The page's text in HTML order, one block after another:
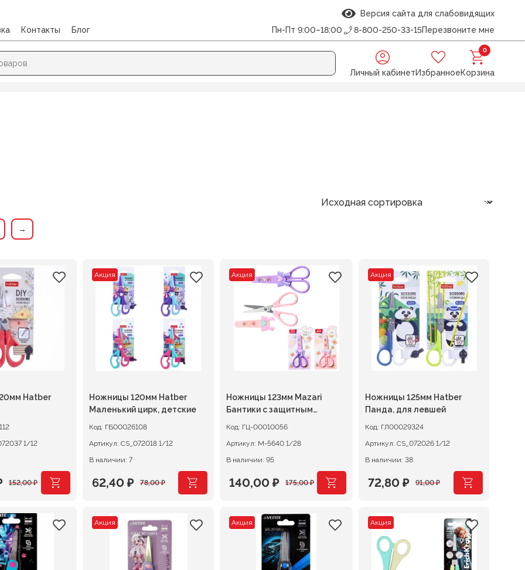
Версия сайта для слабовидящих
Контакты Блог Пн-Пт 9:00–18:00 8-800-250-33-15Перезвоните мне
Личный кабинетИзбранное
0
Корзина
ШИЛО/Ножницы
→
Hatber
CS_072037 1/12
152,00₽
Акция
Ножницы 120мм Hatber
Маленький цирк, детские
Код: ГБ00026108
Артикул:
CS_072018 1/12
В наличии: 7
78,00₽
Первоначальная
составляла
78,00 ₽.
62,40 ₽
Текущая
62,40 ₽.
Акция
Ножницы 123мм Mazari
Бантики с защитным
Код: ГЦ-00010056
Артикул:
M-5640 1/28
В наличии: 95
175,00₽
Первоначальная
составляла
175,00 ₽.
140,00 ₽
Текущая
140,00 ₽.
Акция
Ножницы 125мм Hatber
Панда, для левшей
Код: ГЛ00029324
Артикул:
CS_072026 1/12
В наличии: 38
91,00₽
Первоначальная
составляла
91,00 ₽.
72,80 ₽
Текущая
72,80 ₽.
Акция Акция Акция